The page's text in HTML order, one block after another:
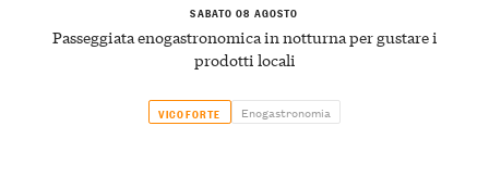
SABATO 08 AGOSTO
Passeggiata enogastronomica in notturna per gustare i
prodotti locali
VICOFORTE Enogastronomia